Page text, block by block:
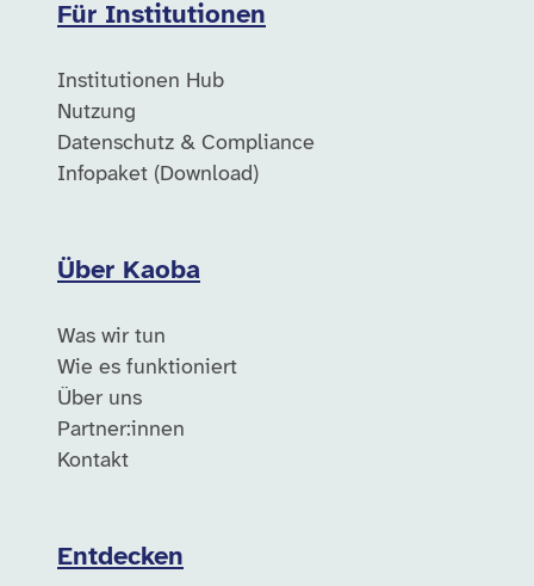
Für Institutionen
Institutionen Hub
Nutzung
Datenschutz & Compliance
Infopaket (Download)
Über Kaoba
Was wir tun
Wie es funktioniert
Über uns
Partner:innen
Kontakt
Entdecken